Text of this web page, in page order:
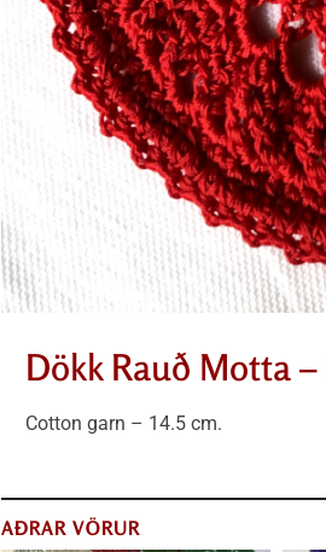
Dökk Rauð Motta –
Cotton garn – 14.5 cm.
AÐRAR VÖRUR